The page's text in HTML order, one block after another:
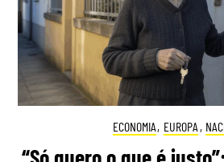
ECONOMIA, EUROPA ,